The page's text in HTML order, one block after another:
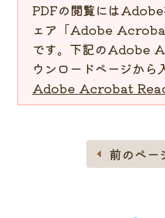
PDFの閲覧には
ェア「Adobe
です。下記のAdobe
ウンロードページから
Adobe Acrobat
前のペー